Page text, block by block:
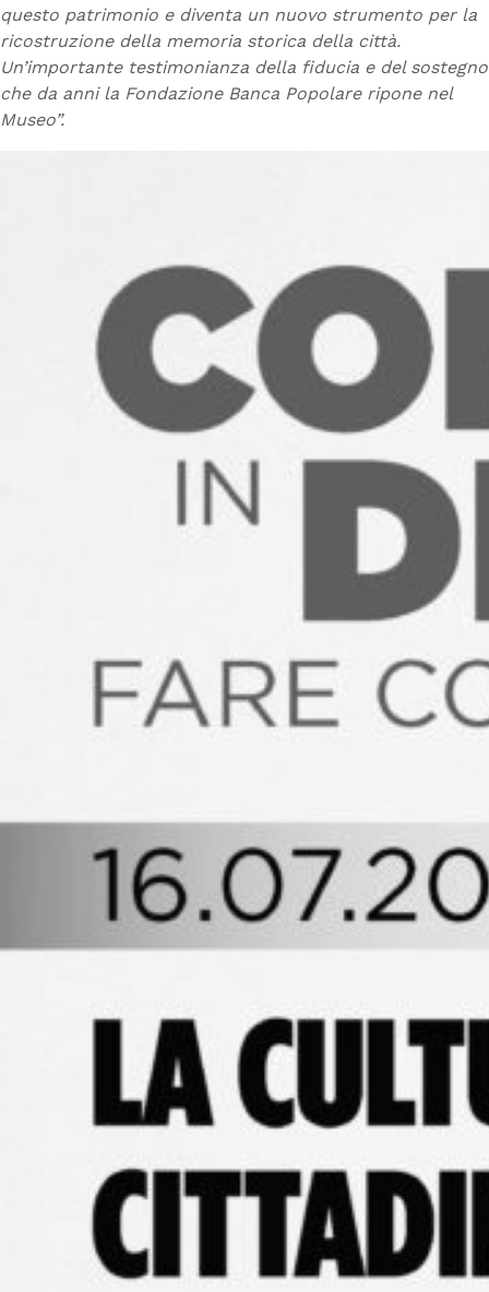
questo patrimonio e diventa un nuovo strumento per la
ricostruzione della memoria storica della città.
Un’importante testimonianza della fiducia e del sostegno
che da anni la Fondazione Banca Popolare ripone nel
Museo”.